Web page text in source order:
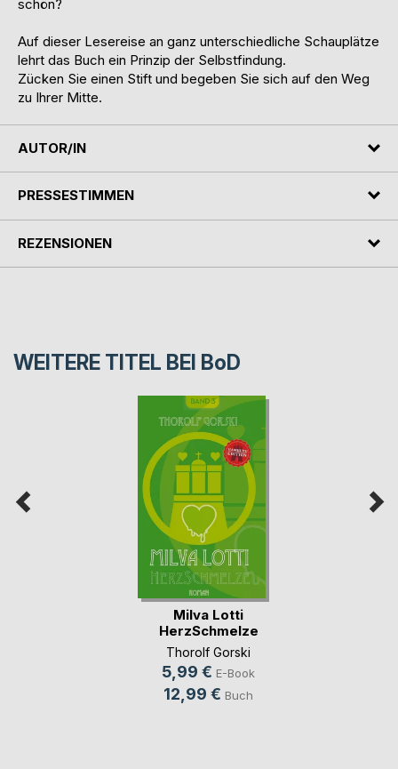
schön?
Auf dieser Lesereise an ganz unterschiedliche Schauplätze
lehrt das Buch ein Prinzip der Selbstfindung.
Zücken Sie einen Stift und begeben Sie sich auf den Weg
zu Ihrer Mitte.
AUTOR/IN
PRESSESTIMMEN
REZENSIONEN
WEITERE TITEL BEI BoD
Milva Lotti
HerzSchmelze
Thorolf Gorski
5,99 € E-Book
12,99 € Buch